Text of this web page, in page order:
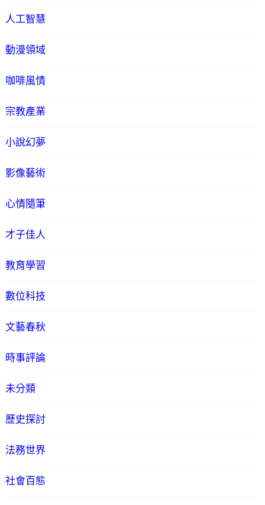
人工智慧
動漫領域
咖啡風情
宗教產業
小說幻夢
影像藝術
心情隨筆
才子佳人
教育學習
數位科技
文藝春秋
時事評論
未分類
歷史探討
法務世界
社會百態